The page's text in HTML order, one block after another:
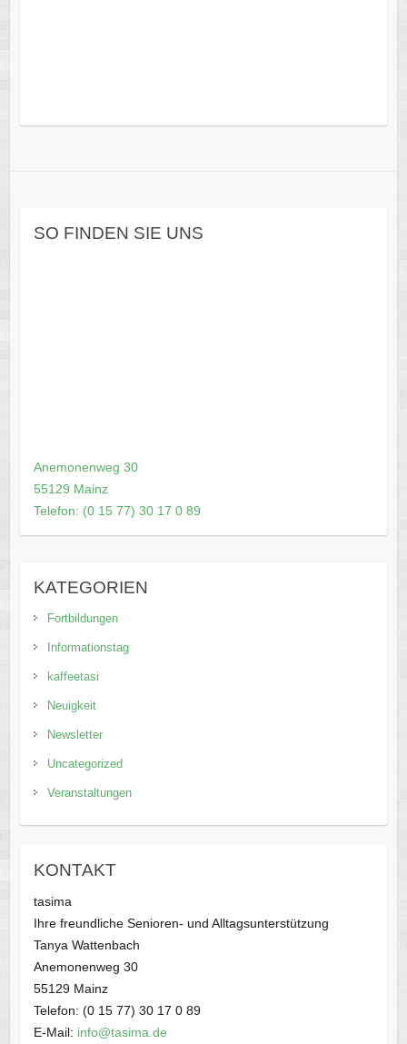
SO FINDEN SIE UNS
Anemonenweg 30
55129 Mainz
Telefon: (0 15 77) 30 17 0 89
KATEGORIEN
Fortbildungen
Informationstag
kaffeetasi
Neuigkeit
Newsletter
Uncategorized
Veranstaltungen
KONTAKT
tasima
Ihre freundliche Senioren- und Alltagsunterstützung
Tanya Wattenbach
Anemonenweg 30
55129 Mainz
Telefon: (0 15 77) 30 17 0 89
E-Mail: info@tasima.de